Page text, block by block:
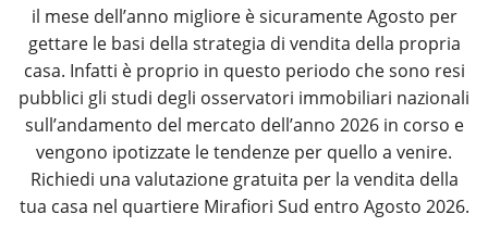
il mese dell’anno migliore è sicuramente Agosto per
gettare le basi della strategia di vendita della propria
casa. Infatti è proprio in questo periodo che sono resi
pubblici gli studi degli osservatori immobiliari nazionali
sull’andamento del mercato dell’anno 2026 in corso e
vengono ipotizzate le tendenze per quello a venire.
Richiedi una valutazione gratuita per la vendita della
tua casa nel quartiere Mirafiori Sud entro Agosto 2026.